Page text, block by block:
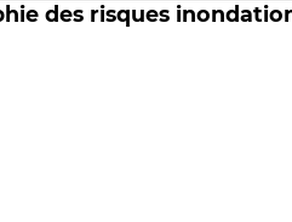
des risques